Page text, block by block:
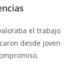
el trabajo
desde joven